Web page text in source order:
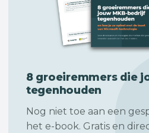
8 groeiremmers die
tegenhouden
Nog niet toe aan een
het e-book. Gratis en